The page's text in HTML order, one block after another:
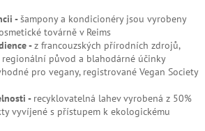
-šampony a kondicionéry jsou vyrobeny
továrně v Reims
-z francouzských přírodních zdrojů,
původ a blahodárné účinky
pro vegany, registrované Vegan Society
- recyklovatelná lahev vyrobená z 50%
vyvíjené s přístupem k ekologickému